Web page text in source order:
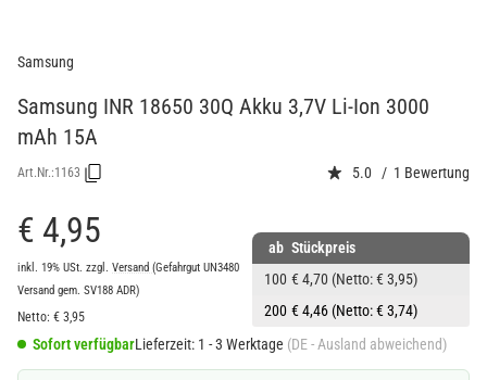
Samsung
Samsung INR 18650 30Q Akku 3,7V Li-Ion 3000
mAh 15A
Art.Nr.:1163 5.0 / 1 Bewertung
€ 4,95
inkl. 19% USt. zzgl. Versand (Gefahrgut UN3480
Versand gem. SV188 ADR)
Netto: € 3,95
ab Stückpreis
100 € 4,70 (Netto: € 3,95)
200 € 4,46 (Netto: € 3,74)
Sofort verfügbarLieferzeit: 1 - 3 Werktage (DE - Ausland abweichend)